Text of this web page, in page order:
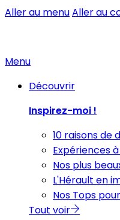
Aller au menuAller au
Menu
Découvrir
Inspirez-moi !
10 raisons de
Expériences
Nos plus
L'Hérault en
Nos Tops
Tout voir